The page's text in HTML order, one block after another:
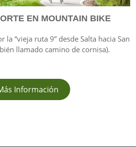
EN MOUNTAIN BIKE
la “vieja ruta 9” desde Salta hacia San
llamado camino de cornisa).
Información